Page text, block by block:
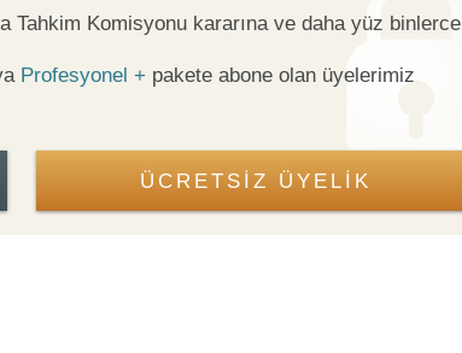
Tahkim Komisyonu kararına ve daha yüz binlerce
Profesyonel + pakete abone olan üyelerimiz
ÜCRETSİZ ÜYELİK